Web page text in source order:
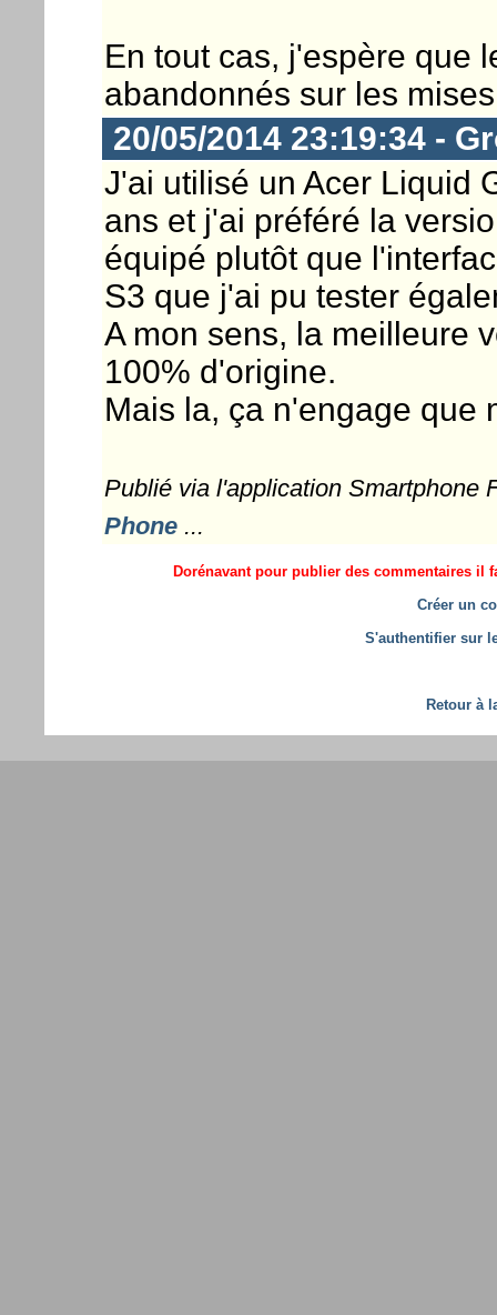
En tout cas, j'espère que
abandonnés sur les
20/05/2014 23:19:34 -
J'ai utilisé un Acer Liquid
ans et j'ai préféré la
équipé plutôt que
S3 que j'ai pu tester
A mon sens, la meilleure
100% d'origine.
Mais la, ça n'engage que
Publié via l'application Smartphone
Phone...
Dorénavant pour publier des commentaires il
Créer un
S'authentifier sur
Retour à